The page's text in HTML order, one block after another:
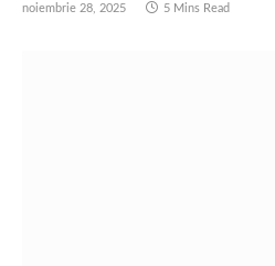
noiembrie 28, 2025 5 Mins Read